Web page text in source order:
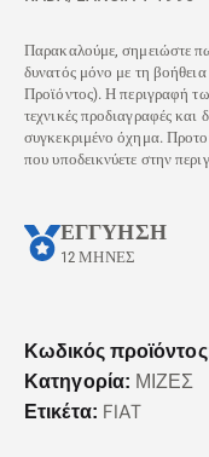
Παρακαλούμε, σημειώστε
δυνατός μόνο με τη
Προϊόντος). Η περιγραφή
τεχνικές προδιαγραφές και
συγκεκριμένο όχημα.
που υποδεικνύετε στην
ΕΓΓΥΗΣΗ
12 ΜΗΝΕΣ
Κωδικός
Κατηγορία: ΜΙΖΕΣ
Ετικέτα: FIAT